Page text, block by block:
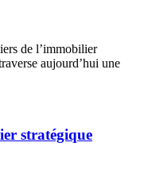
de l’immobilier
aujourd’hui une
stratégique